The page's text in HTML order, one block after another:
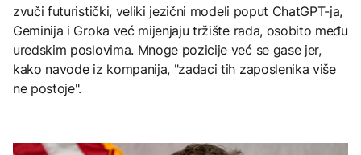
zvuči futuristički, veliki jezični modeli poput ChatGPT-ja,
Geminija i Groka već mijenjaju tržište rada, osobito među
uredskim poslovima. Mnoge pozicije već se gase jer,
kako navode iz kompanija, "zadaci tih zaposlenika više
ne postoje".